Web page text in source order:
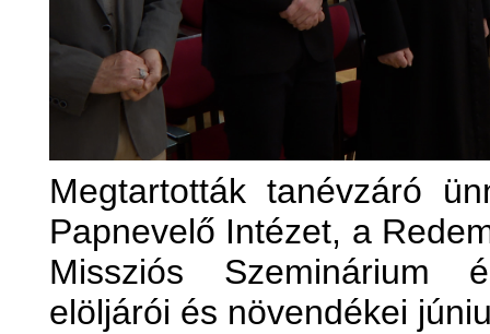
Megtartották tanévzáró
Papnevelő Intézet, a
Missziós Szeminárium
elöljárói és növendékei